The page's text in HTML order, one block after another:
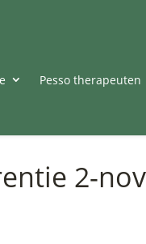
Pesso therapeuten
2-